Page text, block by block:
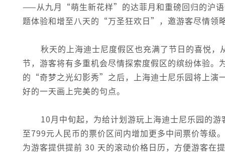
——从九月“萌生新花样”的达菲月和重磅回归的沪
题体验和增至八天的“万圣狂欢日”，邀游客尽情领
秋天的上海迪士尼度假区也充满了节日的喜悦
节，游客将有多重机会尽情探索度假区的缤纷体验
的“奇梦之光幻影秀”之后，上海迪士尼乐园将上演
好的一天画上完美的句点。
10月中旬起，为给计划游玩上海迪士尼乐园的
至799元人民币的票价区间内增加更多中间票价等级
为游客提供提前 30 天的滚动价格日历，方便游客在